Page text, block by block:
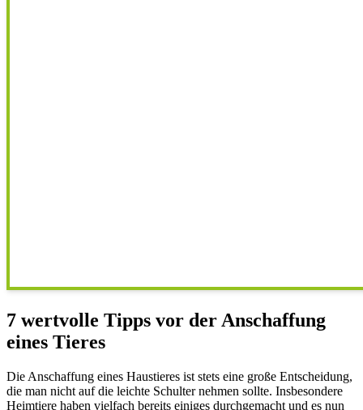
7 wertvolle Tipps vor der Anschaffung
eines Tieres
Die Anschaffung eines Haustieres ist stets eine große Entscheidung,
die man nicht auf die leichte Schulter nehmen sollte. Insbesondere
Heimtiere haben vielfach bereits einiges durchgemacht und es nun